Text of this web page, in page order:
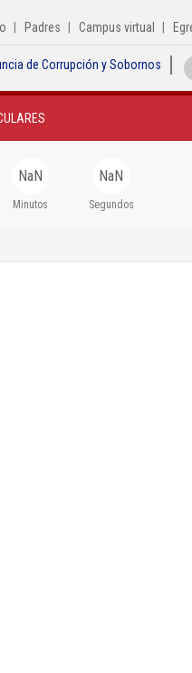
Padres Campus virtual
de Corrupción y Sobornos
NaN
Minutos
NaN
Segundos